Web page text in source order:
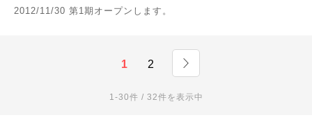
2012/11/30 第1期オープンします。
1 2
1-30件 / 32件を表示中